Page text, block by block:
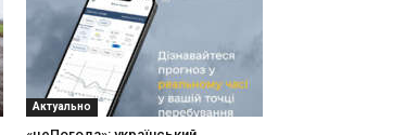
Актуально